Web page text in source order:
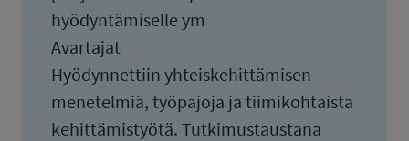
hyödyntämiselle ym
Avartajat
Hyödynnettiin yhteiskehittämisen
menetelmiä, työpajoja ja tiimikohtaista
kehittämistyötä. Tutkimustaustana